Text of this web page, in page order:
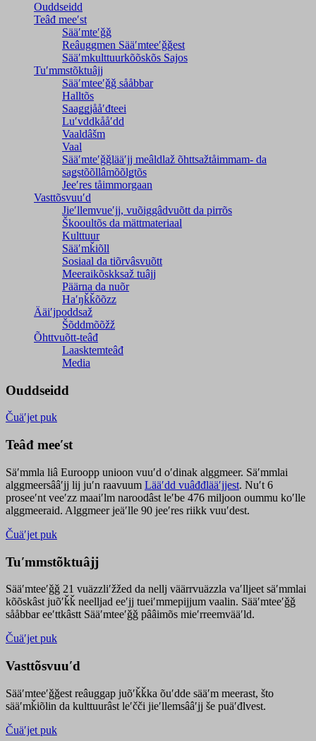
Ouddseidd
Teâđ meeʹst
Sääʹmteʹǧǧ
Reâuggmen Sääʹmteeʹǧǧest
Sääʹmkulttuurkõõskõs Sajos
Tuʹmmstõktuâjj
Sääʹmteeʹǧǧ sååbbar
Halltõs
Saaǥǥjååʹđteei
Luʹvddkååʹdd
Vaaldâšm
Vaal
Sääʹmteʹǧǧlääʹjj meâldlaž õhttsažtåimmam- da
saǥstõõllâmõõlǥtõs
Jeeʹres tåimmorgaan
Vasttõsvuuʹd
Jieʹllemvueʹjj, vuõiggâdvuõtt da pirrõs
Škooultõs da mättmateriaal
Kulttuur
Sääʹmǩiõll
Sosiaal da tiõrvâsvuõtt
Meeraikõskksaž tuâjj
Päärna da nuõr
Haʹŋǩǩõõzz
Ääiʹjpoddsaž
Šõddmõõžž
Õhttvuõtt-teâđ
Laasktemteâđ
Media
Ouddseidd
Čuäʹjet puk
Teâđ meeʹst
Säʹmmla liâ Euroopp unioon vuuʹd oʹdinak alggmeer. Säʹmmlai
alggmeersââʹjj lij juʹn raavuum Lääʹdd vuâđđlääʹjjest. Nuʹt 6
proseeʹnt veeʹzz maaiʹlm naroodâst leʹbe 476 miljoon oummu koʹlle
alggmeeraid. Alggmeer jeäʹlle 90 jeeʹres riikk vuuʹdest.
Čuäʹjet puk
Tuʹmmstõktuâjj
Sääʹmteeʹǧǧ 21 vuäzzliʹžžed da nellj väärrvuäzzla vaʹlljeet säʹmmlai
kõõskâst juõʹǩǩ neelljad eeʹjj tueiʹmmepijjum vaalin. Sääʹmteeʹǧǧ
sååbbar eeʹttkâstt Sääʹmteeʹǧǧ pââimõs mieʹrreemvääʹld.
Čuäʹjet puk
Vasttõsvuuʹd
Sääʹmteeʹǧǧest reâuggap juõʹǩǩka õuʹdde sääʹm meerast, što
sääʹmǩiõlin da kulttuurâst leʹčči jieʹllemsââʹjj še puäʹđlvest.
Čuäʹjet puk